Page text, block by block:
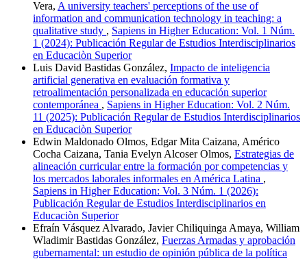
Vera, A university teachers' perceptions of the use of
information and communication technology in teaching: a
qualitative study , Sapiens in Higher Education: Vol. 1 Núm.
1 (2024): Publicación Regular de Estudios Interdisciplinarios
en Educaciòn Superior
Luis David Bastidas González, Impacto de inteligencia
artificial generativa en evaluación formativa y
retroalimentación personalizada en educación superior
contemporánea , Sapiens in Higher Education: Vol. 2 Núm.
11 (2025): Publicación Regular de Estudios Interdisciplinarios
en Educaciòn Superior
Edwin Maldonado Olmos, Edgar Mita Caizana, Américo
Cocha Caizana, Tania Evelyn Alcoser Olmos, Estrategias de
alineación curricular entre la formación por competencias y
los mercados laborales informales en América Latina ,
Sapiens in Higher Education: Vol. 3 Núm. 1 (2026):
Publicación Regular de Estudios Interdisciplinarios en
Educaciòn Superior
Efraín Vásquez Alvarado, Javier Chiliquinga Amaya, William
Wladimir Bastidas González, Fuerzas Armadas y aprobación
gubernamental: un estudio de opinión pública de la política